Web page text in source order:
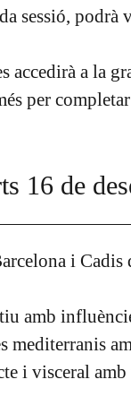
sessió, podrà
accedirà a la
per
16 de
i
amb
mediterranis
i visceral amb